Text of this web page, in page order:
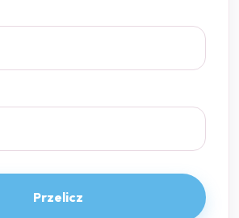
Przelicz